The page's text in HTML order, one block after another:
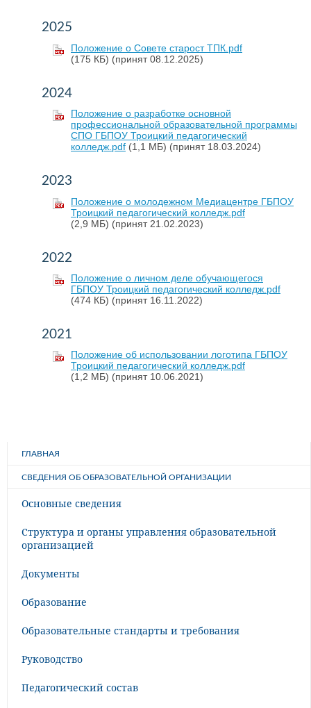
2025
Положение о Совете старост ТПК.pdf
(175 КБ) (принят 08.12.2025)
2024
Положение о разработке основной
профессиональной образовательной программы
СПО ГБПОУ Троицкий педагогический
колледж.pdf (1,1 МБ) (принят 18.03.2024)
2023
Положение о молодежном Медиацентре ГБПОУ
Троицкий педагогический колледж.pdf
(2,9 МБ) (принят 21.02.2023)
2022
Положение о личном деле обучающегося
ГБПОУ Троицкий педагогический колледж.pdf
(474 КБ) (принят 16.11.2022)
2021
Положение об использовании логотипа ГБПОУ
Троицкий педагогический колледж.pdf
(1,2 МБ) (принят 10.06.2021)
ГЛАВНАЯ
СВЕДЕНИЯ ОБ ОБРАЗОВАТЕЛЬНОЙ ОРГАНИЗАЦИИ
Основные сведения
Структура и органы управления образовательной
организацией
Документы
Образование
Образовательные стандарты и требования
Руководство
Педагогический состав